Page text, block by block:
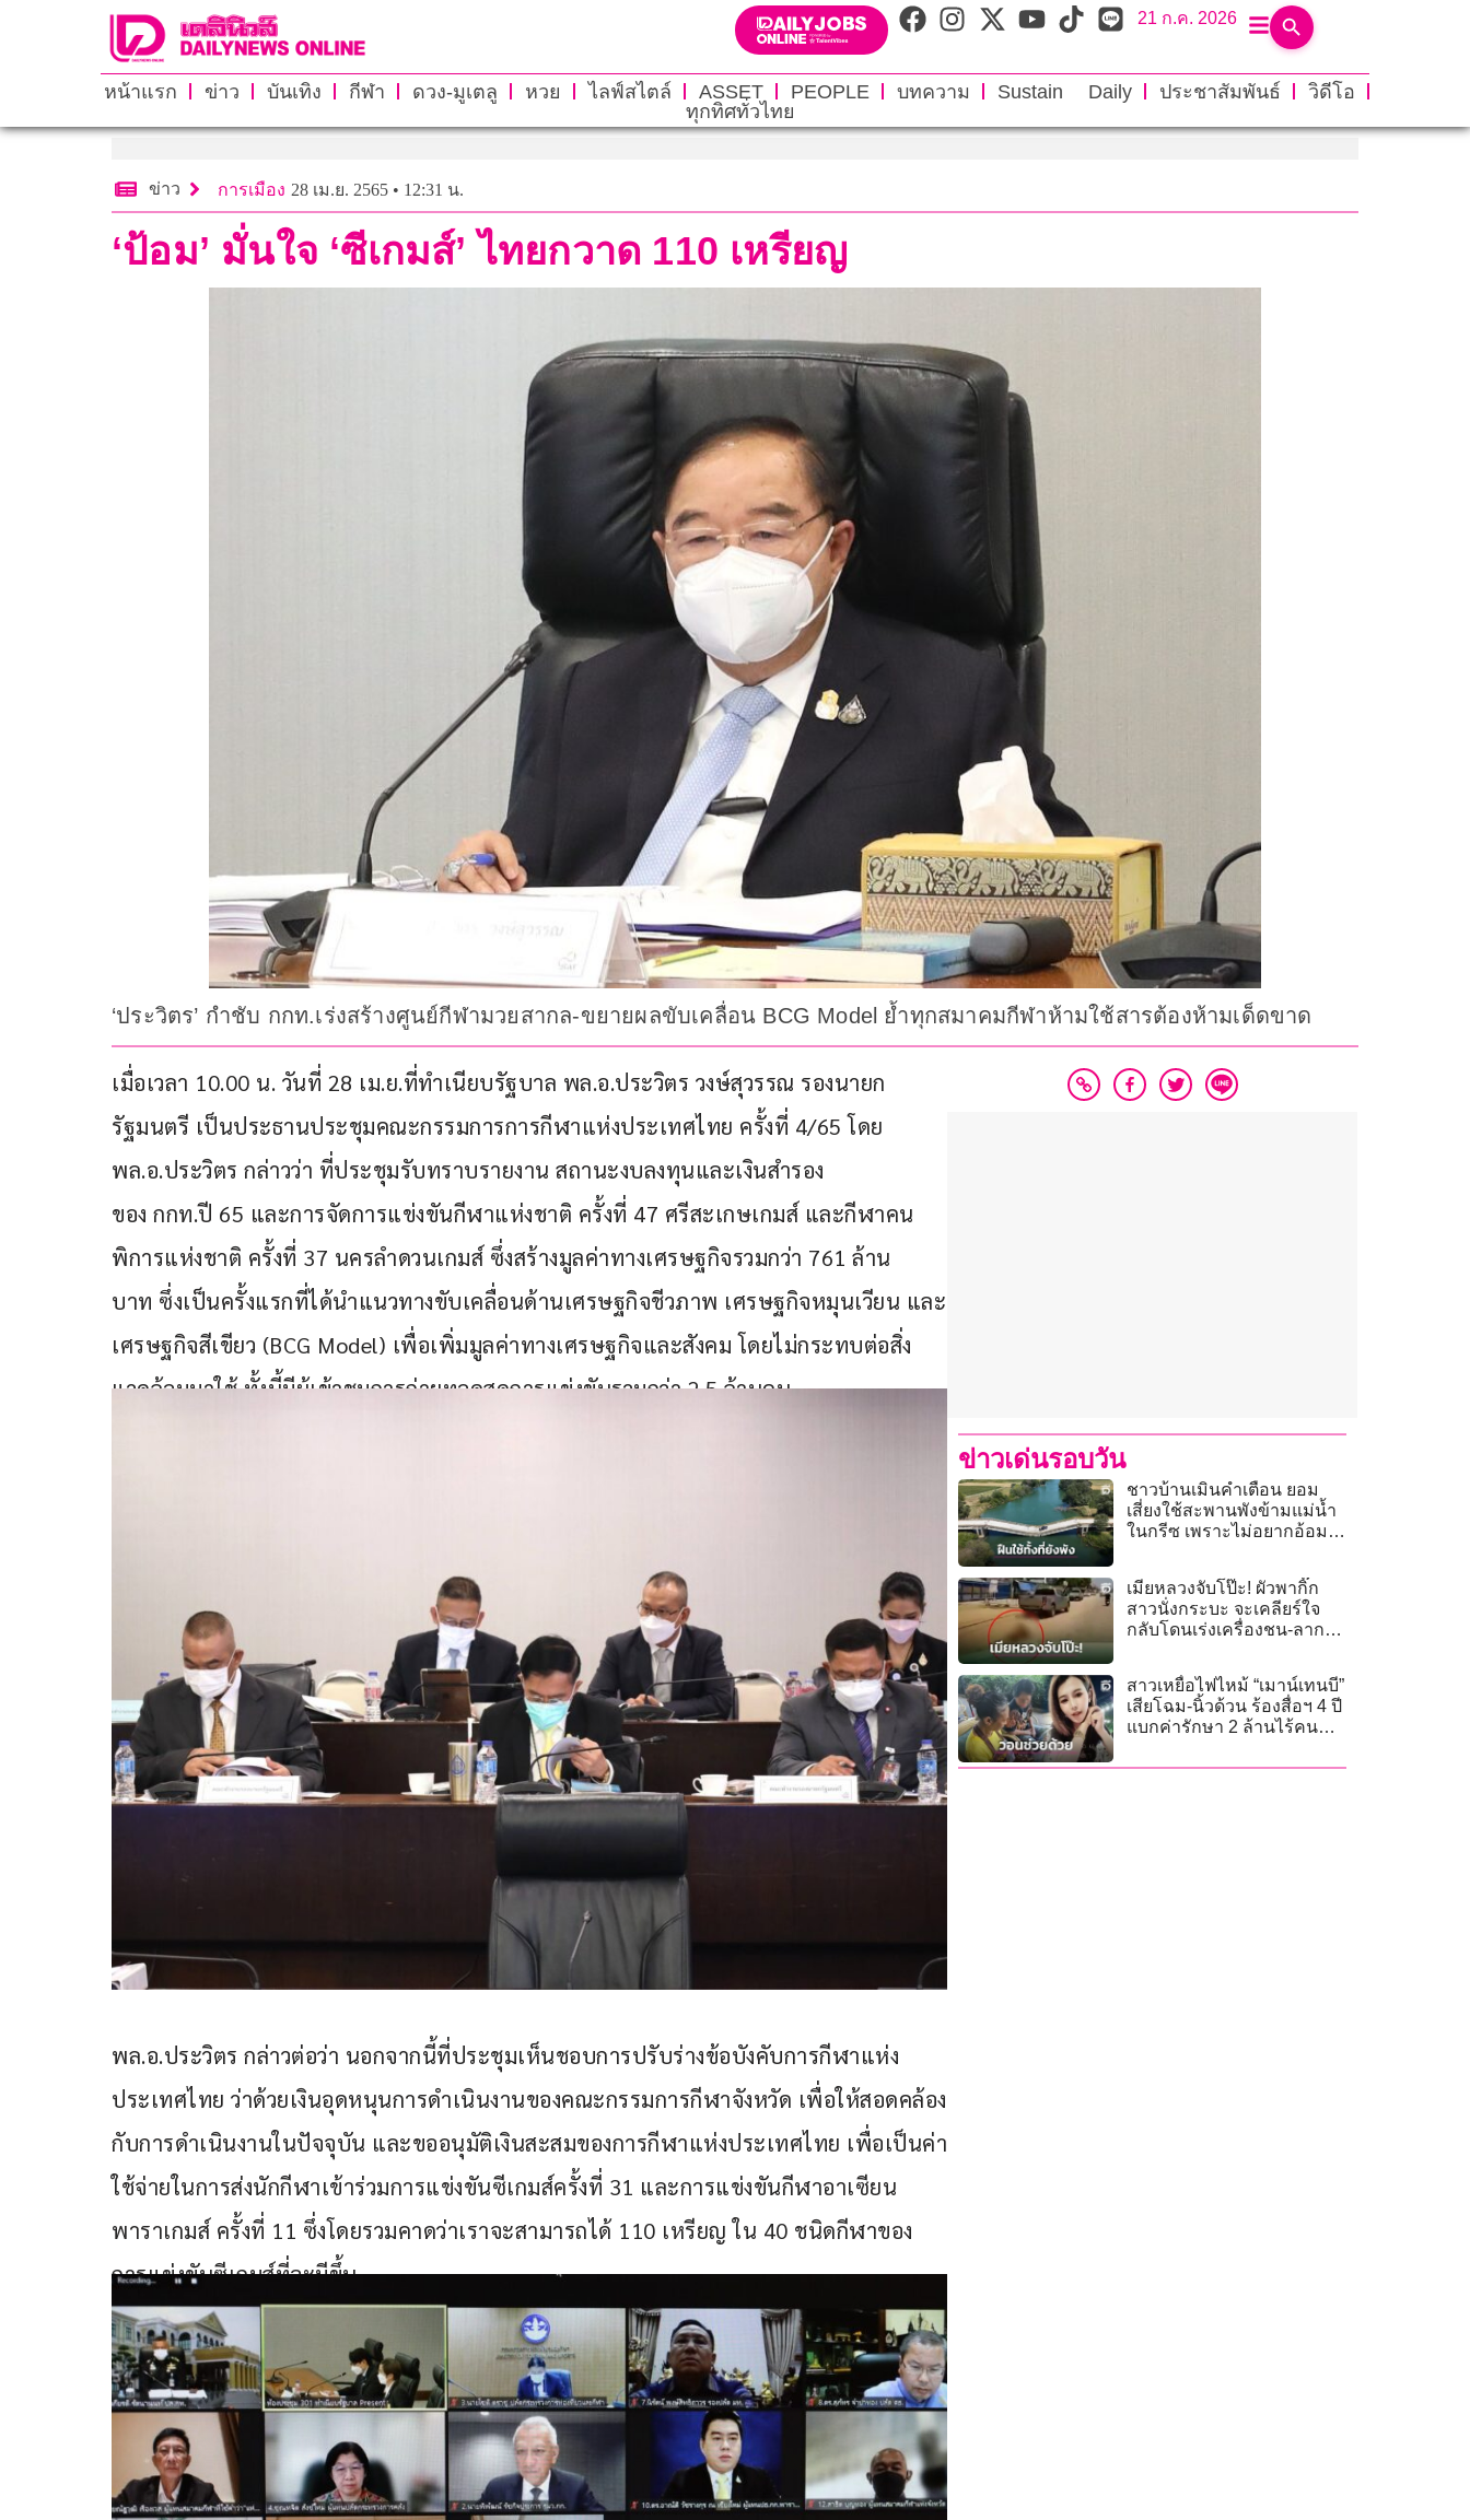
21 ก.ค. 2026
หน้าแรก ข่าว บันเทิง กีฬา ดวง-มูเตลู หวย ไลฟ์สไตล์ ASSET PEOPLE บทความ Sustain Daily ประชาสัมพันธ์
วิดีโอ
ทุกทิศทั่วไทย
ข่าว การเมือง 28 เม.ย. 2565 • 12:31 น.
‘ป้อม’ มั่นใจ ‘ซีเกมส์’ ไทยกวาด 110 เหรียญ
‘ประวิตร’ กำชับ กกท.เร่งสร้างศูนย์กีฬามวยสากล-ขยายผลขับเคลื่อน BCG Model ย้ำทุกสมาคมกีฬาห้ามใช้สารต้องห้ามเด็ดขาด
เมื่อเวลา 10.00 น. วันที่ 28 เม.ย.ที่ทำเนียบรัฐบาล พล.อ.ประวิตร วงษ์สุวรรณ รองนายก
รัฐมนตรี เป็นประธานประชุมคณะกรรมการการกีฬาแห่งประเทศไทย ครั้งที่ 4/65 โดย
พล.อ.ประวิตร กล่าวว่า ที่ประชุมรับทราบรายงาน สถานะงบลงทุนและเงินสำรอง
ของ กกท.ปี 65 และการจัดการแข่งขันกีฬาแห่งชาติ ครั้งที่ 47 ศรีสะเกษเกมส์ และกีฬาคน
พิการแห่งชาติ ครั้งที่ 37 นครลำดวนเกมส์ ซึ่งสร้างมูลค่าทางเศรษฐกิจรวมกว่า 761 ล้าน
บาท ซึ่งเป็นครั้งแรกที่ได้นำแนวทางขับเคลื่อนด้านเศรษฐกิจชีวภาพ เศรษฐกิจหมุนเวียน และ
เศรษฐกิจสีเขียว (BCG Model) เพื่อเพิ่มมูลค่าทางเศรษฐกิจและสังคม โดยไม่กระทบต่อสิ่ง
แวดล้อมมาใช้ ทั้งนี้มีผู้เข้าชมการถ่ายทอดสดการแข่งขันรวมกว่า 2.5 ล้านคน
พล.อ.ประวิตร กล่าวต่อว่า นอกจากนี้ที่ประชุมเห็นชอบการปรับร่างข้อบังคับการกีฬาแห่ง
ประเทศไทย ว่าด้วยเงินอุดหนุนการดำเนินงานของคณะกรรมการกีฬาจังหวัด เพื่อให้สอดคล้อง
กับการดำเนินงานในปัจจุบัน และขออนุมัติเงินสะสมของการกีฬาแห่งประเทศไทย เพื่อเป็นค่า
ใช้จ่ายในการส่งนักกีฬาเข้าร่วมการแข่งขันซีเกมส์ครั้งที่ 31 และการแข่งขันกีฬาอาเซียน
พาราเกมส์ ครั้งที่ 11 ซึ่งโดยรวมคาดว่าเราจะสามารถได้ 110 เหรียญ ใน 40 ชนิดกีฬาของ
การแข่งขันซีเกมส์ที่จะมีขึ้น
ข่าวเด่นรอบวัน
ชาวบ้านเมินคำเตือน ยอม
เสี่ยงใช้สะพานพังข้ามแม่น้ำ
ในกรีซ เพราะไม่อยากอ้อม
เมียหลวงจับโป๊ะ! ผัวพากิ๊ก
สาวนั่งกระบะ จะเคลียร์ใจ
กลับโดนเร่งเครื่องชน-ลาก
สาวเหยื่อไฟไหม้ “เมาน์เทนบี”
เสียโฉม-นิ้วด้วน ร้องสื่อฯ 4 ปี
แบกค่ารักษา 2 ล้านไร้คน